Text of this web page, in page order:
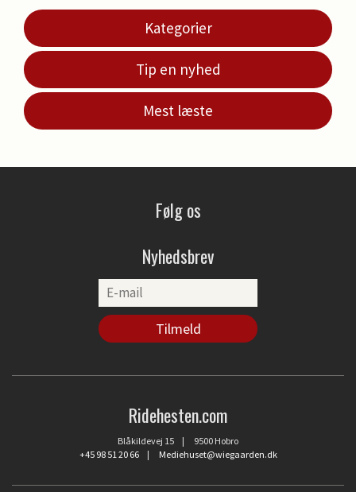
Kategorier
Tip en nyhed
Mest læste
Følg os
Nyhedsbrev
Ridehesten.com
Blåkildevej 15 | 9500 Hobro
+45 98 51 20 66| Mediehuset@wiegaarden.dk